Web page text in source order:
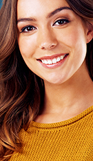
de hoje?